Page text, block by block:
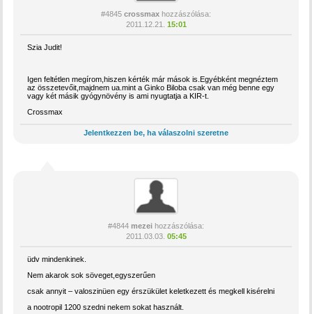
#4845 crossmax hozzászólása:
2011.12.21.
15:01
Szia Judit!
Igen feltétlen megírom,hiszen kérték már mások is.Egyébként megnéztem
az összetevőit,majdnem ua.mint a Ginko Biloba csak van még benne egy
vagy két másik gyógynövény is ami nyugtatja a KIR-t.
Crossmax
Jelentkezzen be, ha válaszolni szeretne
#4844 mezei hozzászólása:
2011.03.03. 05:45
üdv mindenkinek.
Nem akarok sok söveget,egyszerűen
csak annyit – valoszinüen egy érszükület keletkezett és megkell kisérelni
a nootropil 1200 szedni nekem sokat használt.